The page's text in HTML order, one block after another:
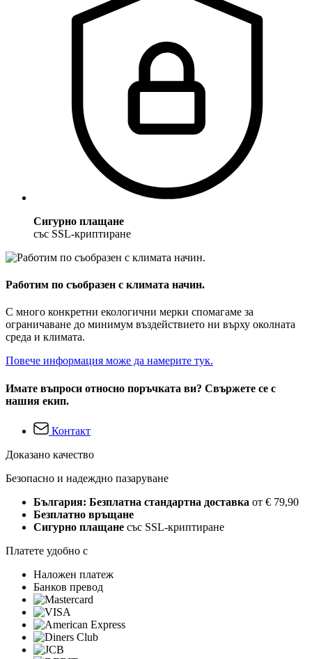
Сигурно плащане
със SSL-криптиране
Работим по съобразен с климата начин.
С много конкретни екологични мерки спомагаме за
ограничаване до минимум въздействието ни върху околната
среда и климата.
Повече информация може да намерите тук.
Имате въпроси относно поръчката ви? Свържете се с
нашия екип.
Контакт
Доказано качество
Безопасно и надеждно пазаруване
България: Безплатна стандартна доставка от € 79,90
Безплатно връщане
Сигурно плащане със SSL-криптиране
Платете удобно с
Наложен платеж
Банков превод